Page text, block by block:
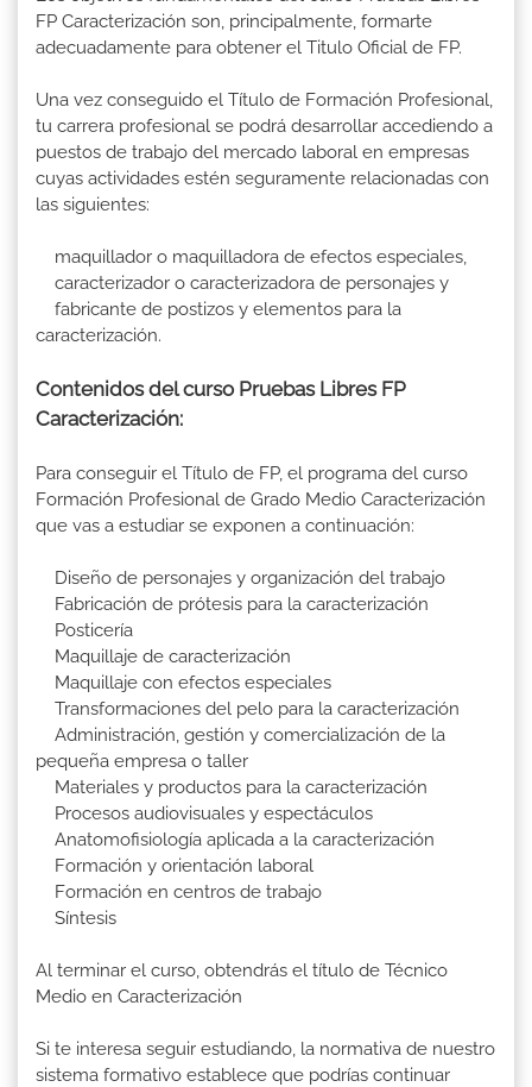
FP Caracterización son, principalmente, formarte
adecuadamente para obtener el Titulo Oficial de FP.
Una vez conseguido el Título de Formación Profesional,
tu carrera profesional se podrá desarrollar accediendo a
puestos de trabajo del mercado laboral en empresas
cuyas actividades estén seguramente relacionadas con
las siguientes:
maquillador o maquilladora de efectos especiales,
caracterizador o caracterizadora de personajes y
fabricante de postizos y elementos para la
caracterización.
Contenidos del curso Pruebas Libres FP
Caracterización:
Para conseguir el Título de FP, el programa del curso
Formación Profesional de Grado Medio Caracterización
que vas a estudiar se exponen a continuación:
Diseño de personajes y organización del trabajo
Fabricación de prótesis para la caracterización
Posticería
Maquillaje de caracterización
Maquillaje con efectos especiales
Transformaciones del pelo para la caracterización
Administración, gestión y comercialización de la
pequeña empresa o taller
Materiales y productos para la caracterización
Procesos audiovisuales y espectáculos
Anatomofisiología aplicada a la caracterización
Formación y orientación laboral
Formación en centros de trabajo
Síntesis
Al terminar el curso, obtendrás el título de Técnico
Medio en Caracterización
Si te interesa seguir estudiando, la normativa de nuestro
sistema formativo establece que podrías continuar